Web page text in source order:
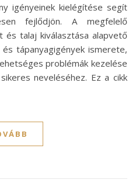
igényeinek kielégítése segít
fejlődjön. A megfelelő
és talaj kiválasztása alapvető
tápanyagigények ismerete,
problémák kezelése
neveléséhez. Ez a cikk